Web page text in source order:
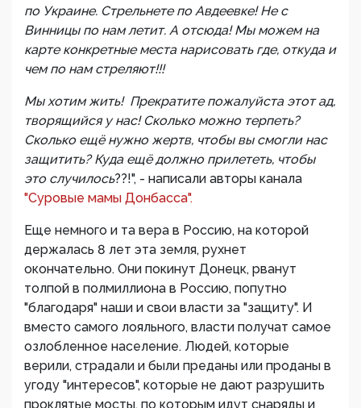
по Украине. Стрельнете по Авдеевке! Не с
Винницы по нам летит. А отсюда! Мы можем на
карте конкретные места нарисовать где, откуда и
чем по нам стреляют!!!
Мы хотим жить! Прекратите пожалуйста этот ад,
творящийся у нас! Сколько можно терпеть?
Сколько ещё нужно жертв, чтобы вы смогли нас
защитить? Куда ещё должно прилететь, чтобы
это случилось??!", - написали авторы канала
"Суровые мамы Донбасса".
Еще немного и та вера в Россию, на которой
держалась 8 лет эта земля, рухнет
окончательно. Они покинут Донецк, рванут
толпой в полмиллиона в Россию, попутно
"благодаря" наши и свои власти за "защиту". И
вместо самого лояльного, власти получат самое
озлобленное население. Людей, которые
верили, страдали и были преданы или проданы в
угоду "интересов", которые не дают разрушить
проклятые мосты, по которым идут снаряды и